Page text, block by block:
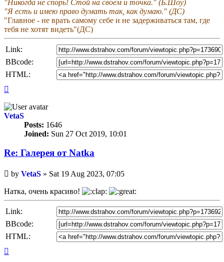
"Никогда не спорь! Стой на своем и точка." (Б.Шоу)
"Я есть и имею право думать так, как думаю." (ДС)
"Главное - не врать самому себе и не задерживаться там, где
тебя не хотят видеть"(ДС)
Link:
BBcode:
HTML:
VetaS
Posts: 1646
Joined: Sun 27 Oct 2019, 10:01
Re: Галерея от Natka
Unread
post
by VetaS » Sat 19 Aug 2023, 07:05
Натка, очень красиво!
Link:
BBcode:
HTML: